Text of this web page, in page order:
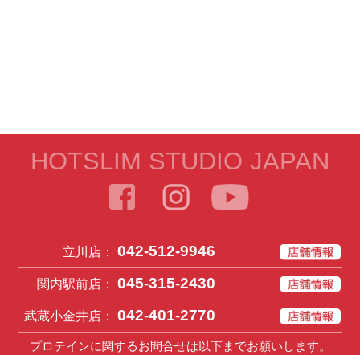
HOTSLIM STUDIO JAPAN
立川店： 042-512-9946
関内駅前店： 045-315-2430
武蔵小金井店： 042-401-2770
プロテインに関するお問合せは以下までお願いします。